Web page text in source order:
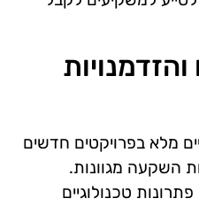
מלא בפרויקטים חדשים
השקעה מגוונות.
טכנולוגיים